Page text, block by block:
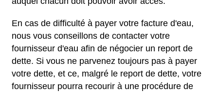
En cas de difficulté à payer votre facture d'eau,
nous vous conseillons de contacter votre
fournisseur d'eau afin de négocier un report de
dette. Si vous ne parvenez toujours pas à payer
votre dette, et ce, malgré le report de dette, votre
fournisseur pourra recourir à une procédure de